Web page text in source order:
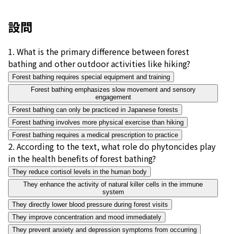
設問
1. What is the primary difference between forest
bathing and other outdoor activities like hiking?
Forest bathing requires special equipment and training
Forest bathing emphasizes slow movement and sensory
engagement
Forest bathing can only be practiced in Japanese forests
Forest bathing involves more physical exercise than hiking
Forest bathing requires a medical prescription to practice
2. According to the text, what role do phytoncides play
in the health benefits of forest bathing?
They reduce cortisol levels in the human body
They enhance the activity of natural killer cells in the immune
system
They directly lower blood pressure during forest visits
They improve concentration and mood immediately
They prevent anxiety and depression symptoms from occurring